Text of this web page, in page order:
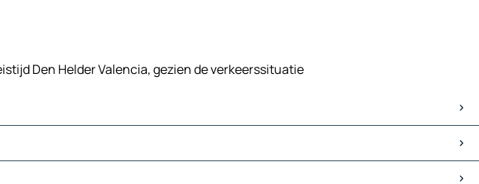
Den Helder Valencia, gezien de verkeerssituatie